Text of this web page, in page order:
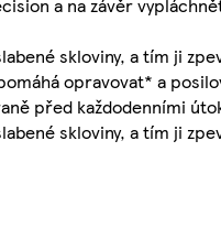
skloviny, a tím ji
opravovat* a
před každodenními
skloviny, a tím ji